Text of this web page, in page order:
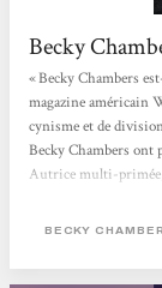
Becky
« Becky Chambers
magazine américain
cynisme et de
Becky Chambers ont
Autrice multi-
scientifiques
BECKY